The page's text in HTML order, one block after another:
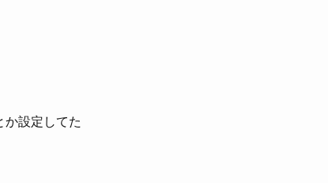
か設定してた